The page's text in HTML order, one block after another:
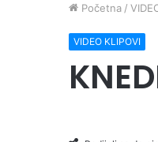
Početna /
VIDEO KLIPOVI